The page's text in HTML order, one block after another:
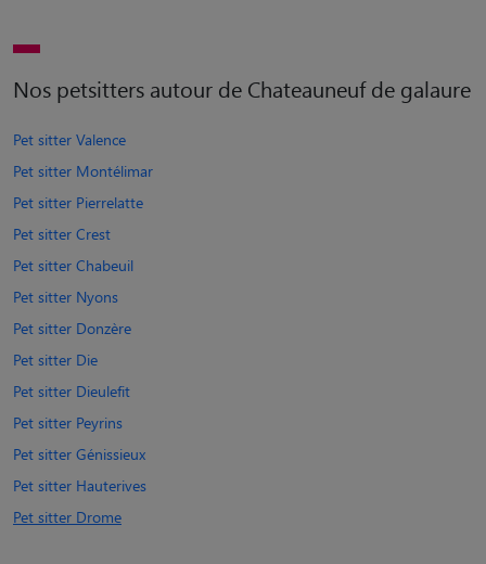
Nos petsitters autour de Chateauneuf de galaure
Pet sitter Valence
Pet sitter Montélimar
Pet sitter Pierrelatte
Pet sitter Crest
Pet sitter Chabeuil
Pet sitter Nyons
Pet sitter Donzère
Pet sitter Die
Pet sitter Dieulefit
Pet sitter Peyrins
Pet sitter Génissieux
Pet sitter Hauterives
Pet sitter Drome